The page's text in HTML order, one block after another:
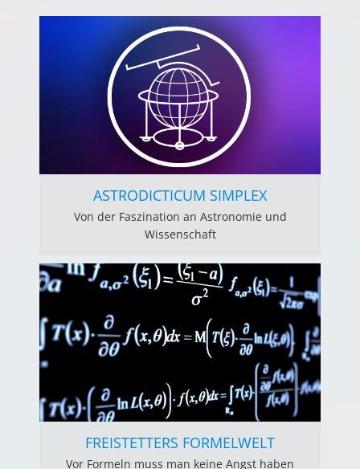
ASTRODICTICUM SIMPLEX
Von der Faszination an Astronomie und
Wissenschaft
FREISTETTERS FORMELWELT
Vor Formeln muss man keine Angst haben